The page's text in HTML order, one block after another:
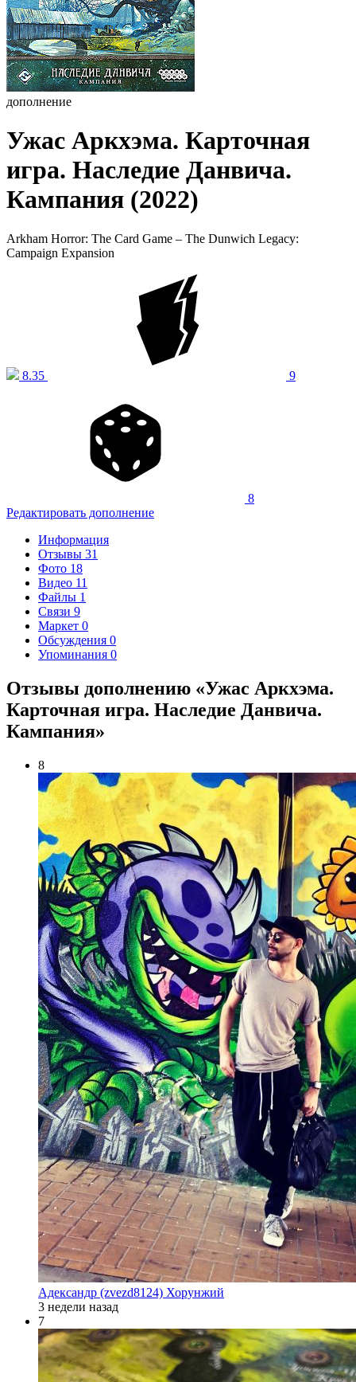
дополнение
Ужас Аркхэма. Карточная
игра. Наследие Данвича.
Кампания (2022)
Arkham Horror: The Card Game – The Dunwich Legacy:
Campaign Expansion
8.35 9
8
Редактировать дополнение
Информация
Отзывы 31
Фото 18
Видео 11
Файлы 1
Связи 9
Маркет 0
Обсуждения 0
Упоминания 0
Отзывы дополнению «Ужас Аркхэма.
Карточная игра. Наследие Данвича.
Кампания»
8
Адександр (zvezd8124) Хорунжий
3 недели назад
7